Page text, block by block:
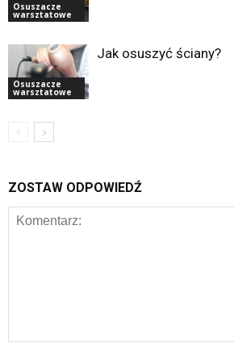
Osuszacze
warsztatowe
Osuszacze
warsztatowe
Jak osuszyć ściany?
ZOSTAW ODPOWIEDŹ